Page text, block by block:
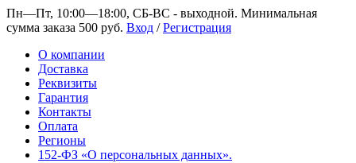
Пн—Пт, 10:00—18:00, СБ-ВС - выходной. Минимальная
сумма заказа 500 руб. Вход /Регистрация
О компании
Доставка
Реквизиты
Гарантия
Контакты
Оплата
Регионы
152-ФЗ «О персональных данных».